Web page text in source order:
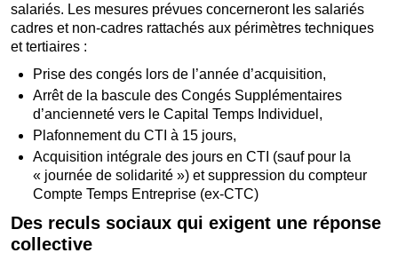
salariés. Les mesures prévues concerneront les salariés
cadres et non-cadres rattachés aux périmètres techniques
et tertiaires :
Prise des congés lors de l’année d’acquisition,
Arrêt de la bascule des Congés Supplémentaires
d’ancienneté vers le Capital Temps Individuel,
Plafonnement du CTI à 15 jours,
Acquisition intégrale des jours en CTI (sauf pour la
« journée de solidarité ») et suppression du compteur
Compte Temps Entreprise (ex-CTC)
Des reculs sociaux qui exigent une réponse
collective